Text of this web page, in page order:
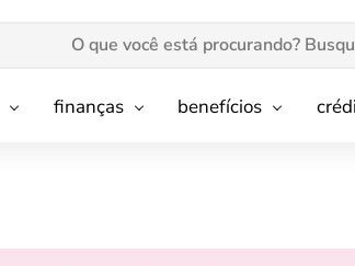
finanças benefícios